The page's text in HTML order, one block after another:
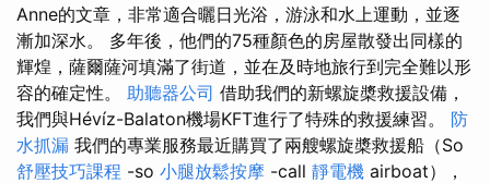
Anne的文章，非常適合曬日光浴，游泳和水上運動，並逐
漸加深水。 多年後，他們的75種顏色的房屋散發出同樣的
輝煌，薩爾薩河填滿了街道，並在及時地旅行到完全難以形
容的確定性。 助聽器公司 借助我們的新螺旋槳救援設備，
我們與Hévíz-Balaton機場KFT進行了特殊的救援練習。 防
水抓漏 我們的專業服務最近購買了兩艘螺旋槳救援船（So
舒壓技巧課程 -so 小腿放鬆按摩 -call 靜電機 airboat），